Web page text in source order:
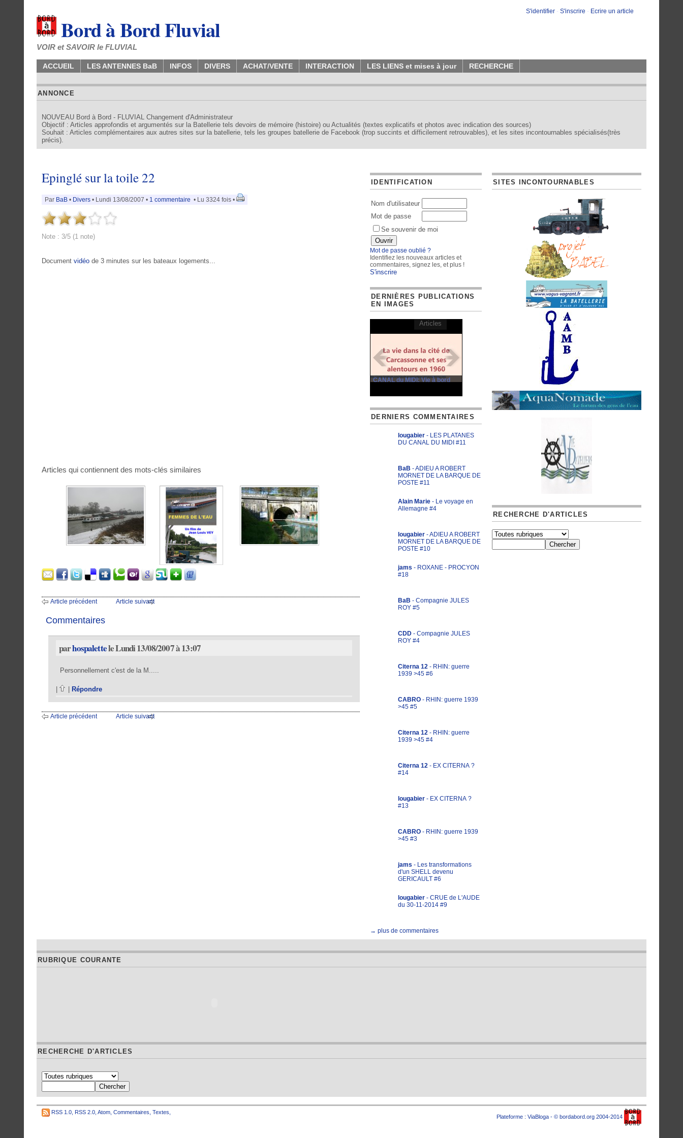
S'identifier - S'inscrire - Ecrire un article
Bord à Bord Fluvial
VOIR et SAVOIR le FLUVIAL
ACCUEIL LES ANTENNES BaB INFOS DIVERS ACHAT/VENTE INTERACTION LES LIENS et mises à jour RECHERCHE
ANNONCE
NOUVEAU Bord à Bord - FLUVIAL Changement d'Administrateur
Objectif : Articles approfondis et argumentés sur la Batellerie tels devoirs de mémoire (histoire) ou Actualités (textes explicatifs et photos avec indication des sources)
Souhait : Articles complémentaires aux autres sites sur la batellerie, tels les groupes batellerie de Facebook (trop succints et difficilement retrouvables), et les sites incontournables spécialisés(très
précis).
Epinglé sur la toile 22
Par BaB • Divers • Lundi 13/08/2007 • 1 commentaire • Lu 3324 fois •
Note : 3/5 (1 note)
Document vidéo de 3 minutes sur les bateaux logements...
Articles qui contiennent des mots-clés similaires
Article précédent Article suivant
Commentaires
parhospalettele Lundi 13/08/2007 à 13:07
Personnellement c'est de la M.....
Répondre
Article précédent Article suivant
IDENTIFICATION
Nom d'utilisateur
Mot de passe
Se souvenir de moi
Mot de passe oublié ?
Identifiez les nouveaux articles et
commentaires, signez les, et plus !
S'inscrire
DERNIÈRES PUBLICATIONS
EN IMAGES
CANAL du MIDI: Vie à bord
Articles
DERNIERS COMMENTAIRES
lougabier - LES PLATANES
DU CANAL DU MIDI #11
BaB - ADIEU A ROBERT
MORNET DE LA BARQUE DE
POSTE #11
Alain Marie - Le voyage en
Allemagne #4
lougabier - ADIEU A ROBERT
MORNET DE LA BARQUE DE
POSTE #10
jams - ROXANE - PROCYON
#18
BaB - Compagnie JULES
ROY #5
CDD - Compagnie JULES
ROY #4
Citerna 12 - RHIN: guerre
1939 >45 #6
CABRO - RHIN: guerre 1939
>45 #5
Citerna 12 - RHIN: guerre
1939 >45 #4
Citerna 12 - EX CITERNA ?
#14
lougabier - EX CITERNA ?
#13
CABRO - RHIN: guerre 1939
>45 #3
jams - Les transformations
d'un SHELL devenu
GERICAULT #6
lougabier - CRUE de L'AUDE
du 30-11-2014 #9
→ plus de commentaires
SITES INCONTOURNABLES
RECHERCHE D'ARTICLES
RUBRIQUE COURANTE
RECHERCHE D'ARTICLES
RSS 1.0 RSS 2.0 Atom Commentaires Textes
Plateforme : ViaBloga - © bordabord.org 2004-2014